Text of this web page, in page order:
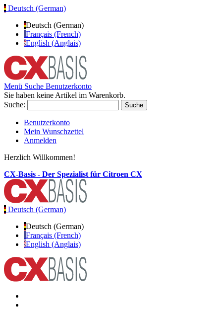
Deutsch (German)
Deutsch (German)
Français (French)
English (Anglais)
Menü Suche Benutzerkonto
Sie haben keine Artikel im Warenkorb.
Suche:
Suche
Benutzerkonto
Mein Wunschzettel
Anmelden
Herzlich Willkommen!
CX-Basis - Der Spezialist für Citroen CX
Deutsch (German)
Deutsch (German)
Français (French)
English (Anglais)